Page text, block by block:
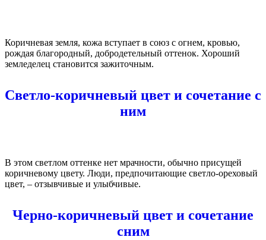
Коричневая земля, кожа вступает в союз с огнем, кровью,
рождая благородный, добродетельный оттенок. Хороший
земледелец становится зажиточным.
Светло-коричневый цвет и сочетание с
ним
В этом светлом оттенке нет мрачности, обычно присущей
коричневому цвету. Люди, предпочитающие светло-ореховый
цвет, – отзывчивые и улыбчивые.
Черно-коричневый цвет и сочетание
сним